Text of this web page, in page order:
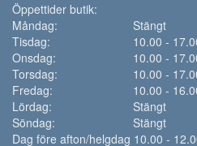
Öppettider butik:
Måndag:
Stängt
Tisdag:
10.00 -
Onsdag:
10.00 -
Torsdag:
10.00 -
Fredag:
10.00 -
Lördag:
Stängt
Söndag:
Stängt
Dag före afton/helgdag 10.00 -